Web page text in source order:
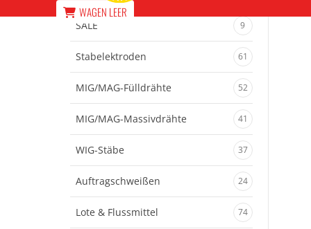
WAGEN LEER
SALE 9
Stabelektroden 61
MIG/MAG-Fülldrähte 52
MIG/MAG-Massivdrähte 41
WIG-Stäbe 37
Auftragschweißen 24
Lote & Flussmittel 74